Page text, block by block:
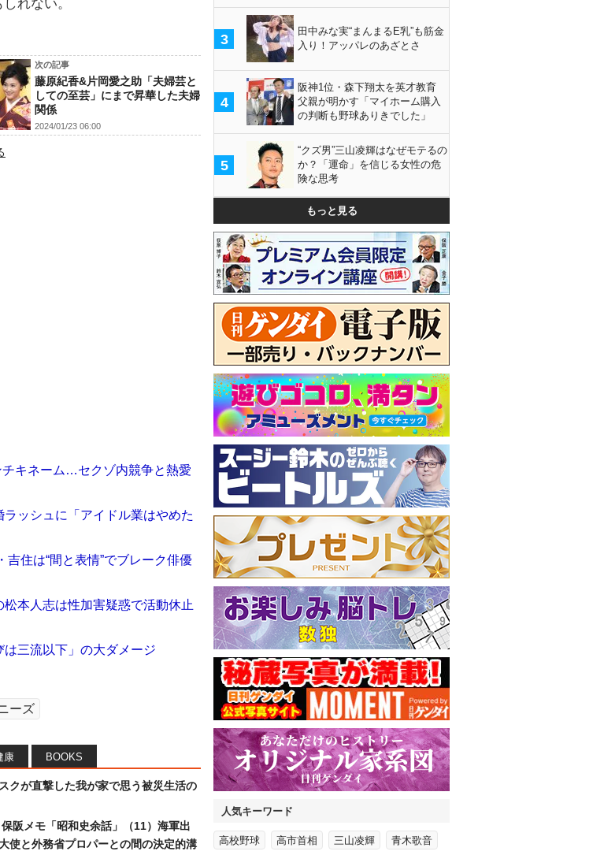
れない。
次の記事
藤原紀香&片岡愛之助「夫婦芸と
しての至芸」にまで昇華した夫婦
関係
2024/01/23 06:00
キネーム…セクゾ内競争と熱愛
ッシュに「アイドル業はやめた
住は“間と表情”でブレーク俳優
本人志は性加害疑惑で活動休止
三流以下」の大ダメージ
ーズ
康 BOOKS
クが直撃した我が家で思う被災生活の
阪メモ「昭和史余話」（11）海軍出
使と外務省プロパーとの間の決定的溝
3
田中みな実“まんまるE乳”も筋金
入り！アッパレのあざとさ
4
阪神1位・森下翔太を英才教育
父親が明かす「マイホーム購入
の判断も野球ありきでした」
5
“クズ男”三山凌輝はなぜモテるの
か？「運命」を信じる女性の危
険な思考
もっと見る
人気キーワード
高校野球 高市首相 三山凌輝 青木歌音